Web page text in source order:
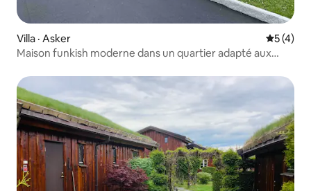
Villa · Asker Note
5 (4)
Maison funkish moderne dans un quartier adapté aux